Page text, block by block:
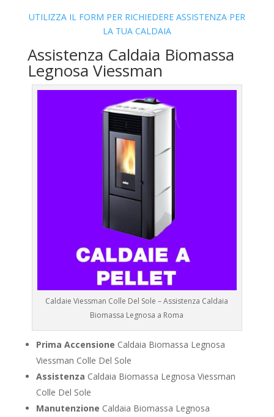
UTILIZZA IL FORM PER RICHIEDERE ASSISTENZA PER
LA TUA CALDAIA
Assistenza Caldaia Biomassa
Legnosa Viessman
Caldaie Viessman Colle Del Sole – Assistenza Caldaia
Biomassa Legnosa a Roma
Prima Accensione Caldaia Biomassa Legnosa
Viessman Colle Del Sole
Assistenza Caldaia Biomassa Legnosa Viessman
Colle Del Sole
Manutenzione Caldaia Biomassa Legnosa